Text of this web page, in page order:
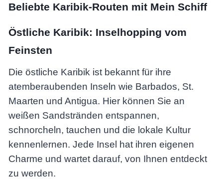
Beliebte Karibik-Routen mit Mein Schiff
Östliche Karibik: Inselhopping vom
Feinsten
Die östliche Karibik ist bekannt für ihre
atemberaubenden Inseln wie Barbados, St.
Maarten und Antigua. Hier können Sie an
weißen Sandstränden entspannen,
schnorcheln, tauchen und die lokale Kultur
kennenlernen. Jede Insel hat ihren eigenen
Charme und wartet darauf, von Ihnen entdeckt
zu werden.